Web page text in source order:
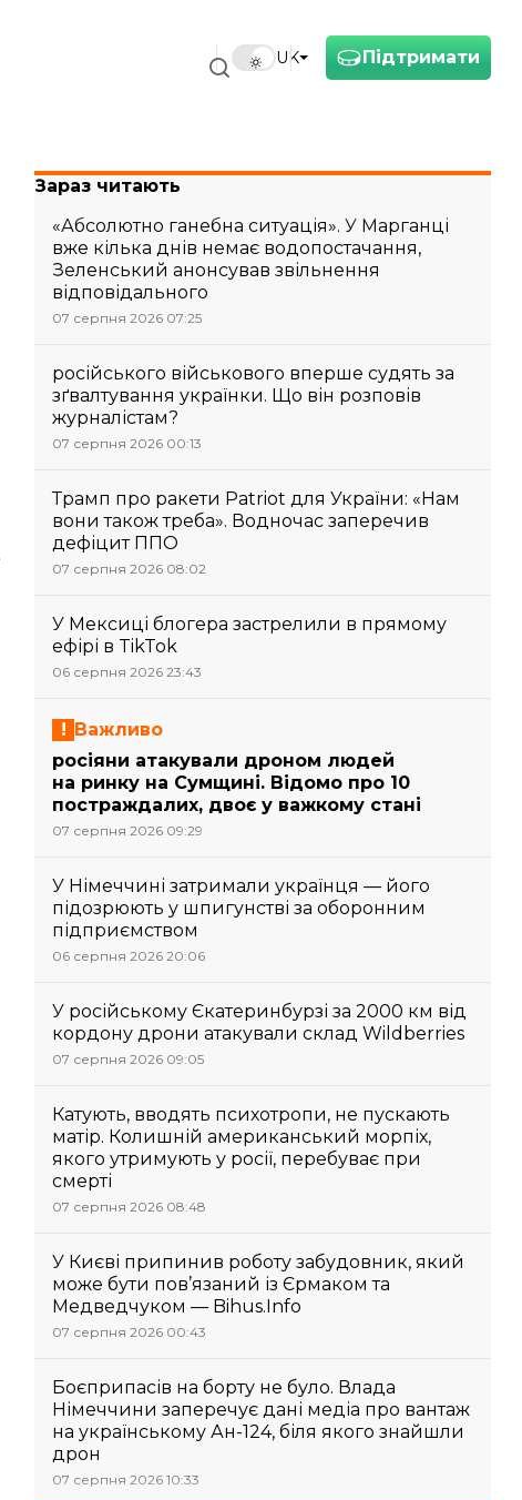
Підтримати
UK
Зараз читають
«Абсолютно ганебна ситуація». У Марганці
вже кілька днів немає водопостачання,
Зеленський анонсував звільнення
відповідального
07 серпня 2026 07:25
російського військового вперше судять за
зґвалтування українки. Що він розповів
журналістам?
07 серпня 2026 00:13
Трамп про ракети Patriot для України: «Нам
вони також треба». Водночас заперечив
дефіцит ППО
07 серпня 2026 08:02
У Мексиці блогера застрелили в прямому
ефірі в TikTok
06 серпня 2026 23:43
Важливо
росіяни атакували дроном людей
на ринку на Сумщині. Відомо про 10
постраждалих, двоє у важкому стані
07 серпня 2026 09:29
У Німеччині затримали українця — його
підозрюють у шпигунстві за оборонним
підприємством
06 серпня 2026 20:06
У російському Єкатеринбурзі за 2000 км від
кордону дрони атакували склад Wildberries
07 серпня 2026 09:05
Катують, вводять психотропи, не пускають
матір. Колишній американський морпіх,
якого утримують у росії, перебуває при
смерті
07 серпня 2026 08:48
У Києві припинив роботу забудовник, який
може бути пов’язаний із Єрмаком та
Медведчуком — Bihus.Info
07 серпня 2026 00:43
Боєприпасів на борту не було. Влада
Німеччини заперечує дані медіа про вантаж
на українському Ан-124, біля якого знайшли
дрон
07 серпня 2026 10:33